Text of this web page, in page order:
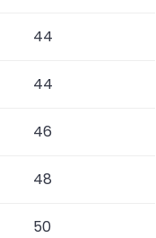
44
44
46
48
50